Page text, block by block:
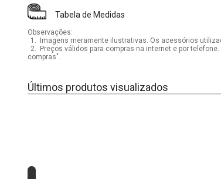
Tabela de Medidas
Observações:
1.
Imagens meramente ilustrativas. Os acessórios
2.
Preços válidos para compras na internet e por
compras".
Últimos produtos visualizados